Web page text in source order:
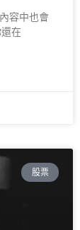
容中也會
在
股票